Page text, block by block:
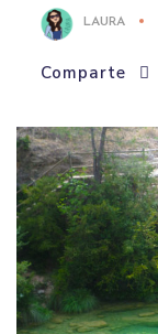
LAURA
Comparte